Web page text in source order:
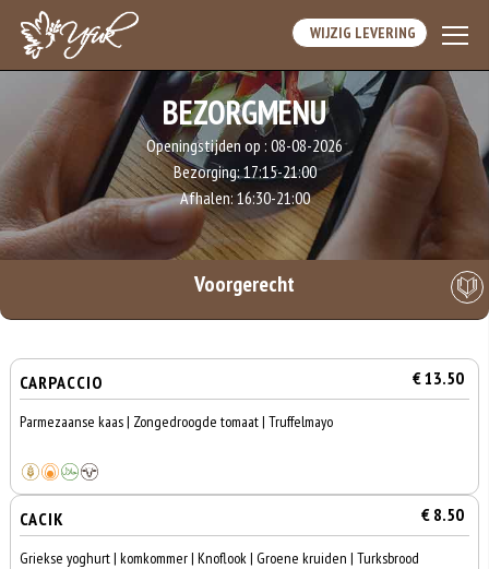
WIJZIG LEVERING
BEZORGMENU
Openingstijden op : 08-08-2026
Bezorging:17:15-21:00
Afhalen:16:30-21:00
Voorgerecht
CARPACCIO € 13.50
Parmezaanse kaas | Zongedroogde tomaat | Truffelmayo
CACIK € 8.50
Griekse yoghurt | komkommer | Knoflook | Groene kruiden | Turksbrood